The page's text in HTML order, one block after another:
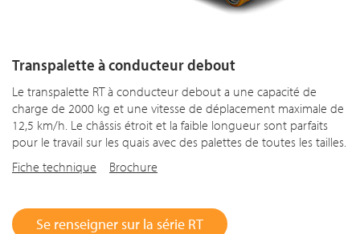
Transpalette à conducteur debout
Le transpalette RT à conducteur debout a une capacité de
charge de 2000 kg et une vitesse de déplacement maximale de
12,5 km/h. Le châssis étroit et la faible longueur sont parfaits
pour le travail sur les quais avec des palettes de toutes les tailles.
Fiche technique
Brochure
Se renseigner sur la série RT